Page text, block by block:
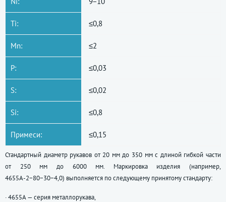
Ti: ≤0,8
Mn: ≤2
P: ≤0,03
S: ≤0,02
Si: ≤0,8
Примеси: ≤0,15
Стандартный диаметр рукавов от 20 мм до 350 мм с длиной гибкой части
от 250 мм до 6000 мм. Маркировка изделия (например,
4655А-2−80−30−4,0) выполняется по следующему принятому стандарту:
· 4655А — серия металлорукава,